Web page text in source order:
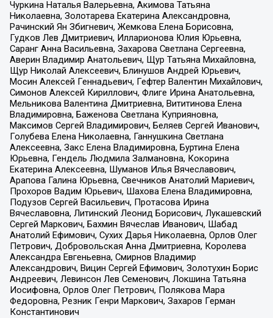
Чуркина Наталья Валерьевна, Акимова Татьяна
Николаевна, Золотарева Екатерина Александровна,
Рачинский Ян Збигневич, Жемкова Елена Борисовна,
Гудков Лев Дмитриевич, Илларионова Юлия Юрьевна,
Саранг Анна Васильевна, Захарова Светлана Сергеевна,
Аверин Владимир Анатольевич, Щур Татьяна Михайловна,
Щур Николай Алексеевич, Блинушов Андрей Юрьевич,
Мосин Алексей Геннадьевич, Гефтер Валентин Михайлович,
Симонов Алексей Кириллович, Флиге Ирина Анатольевна,
Мельникова Валентина Дмитриевна, Вититинова Елена
Владимировна, Баженова Светлана Куприяновна,
Максимов Сергей Владимирович, Беляев Сергей Иванович,
Голубева Елена Николаевна, Ганнушкина Светлана
Алексеевна, Закс Елена Владимировна, Буртина Елена
Юрьевна, Гендель Людмила Залмановна, Кокорина
Екатерина Алексеевна, Шуманов Илья Вячеславович,
Арапова Галина Юрьевна, Свечников Анатолий Мариевич,
Прохоров Вадим Юрьевич, Шахова Елена Владимировна,
Подузов Сергей Васильевич, Протасова Ирина
Вячеславовна, Литинский Леонид Борисович, Лукашевский
Сергей Маркович, Бахмин Вячеслав Иванович, Шабад
Анатолий Ефимович, Сухих Дарья Николаевна, Орлов Олег
Петрович, Добровольская Анна Дмитриевна, Королева
Александра Евгеньевна, Смирнов Владимир
Александрович, Вицин Сергей Ефимович, Золотухин Борис
Андреевич, Левинсон Лев Семенович, Локшина Татьяна
Иосифовна, Орлов Олег Петрович, Полякова Мара
Федоровна, Резник Генри Маркович, Захаров Герман
Константинович